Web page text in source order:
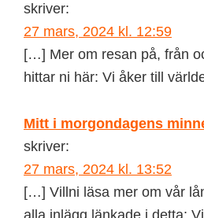
skriver:
27 mars, 2024 kl. 12:59
[…] Mer om resan på, från
hittar ni här: Vi åker till
Mitt i morgondagens
skriver:
27 mars, 2024 kl. 13:52
[…] Villni läsa mer om vår
alla inlägg länkade i detta: